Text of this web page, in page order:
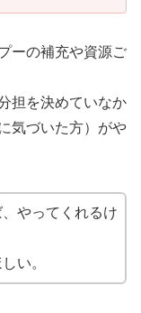
ーの補充や資源ご
担を決めていなか
気づいた方）がや
、やってくれるけ
い。